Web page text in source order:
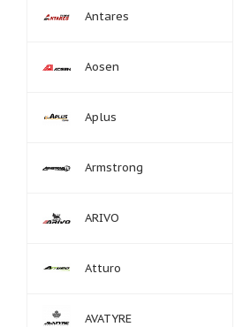
Antares
Aosen
Aplus
Armstrong
ARIVO
Atturo
AVATYRE